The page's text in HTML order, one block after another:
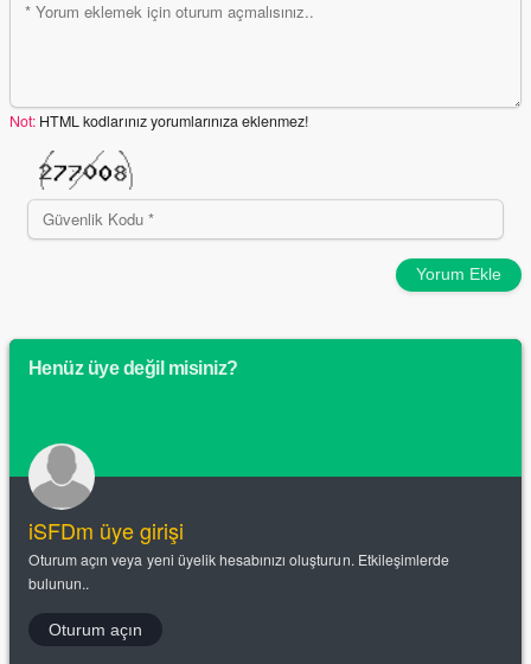
Not: HTML kodlarınız yorumlarınıza eklenmez!
Yorum Ekle
Henüz üye değil misiniz?
iSFDm üye girişi
Oturum açın veya yeni üyelik hesabınızı oluşturun. Etkileşimlerde
bulunun..
Oturum açın